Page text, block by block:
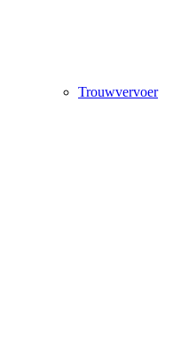
Trouwvervoer